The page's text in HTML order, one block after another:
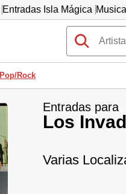
Entradas Isla Mágica
Pop/Rock
Entradas para
Los
Varias